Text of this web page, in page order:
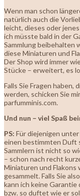
Wenn man schon
natürlich auch die
leicht, dieses oder
ich müsste bald in der
Sammlung beibehalten
diese Miniaturen und
Der Shop wird immer
Stücke – erweitert, es
Falls Sie Fragen
werden, schicken Sie
parfumminis.com.
Und nun – viel Spaß
PS: Für diejenigen
einen bestimmten Duft
Sammlern ist nicht so
– schon nach recht
Miniaturen und Flakons
gesammelt. Falls Sie
kann ich keine
bzw. so duftet wie er